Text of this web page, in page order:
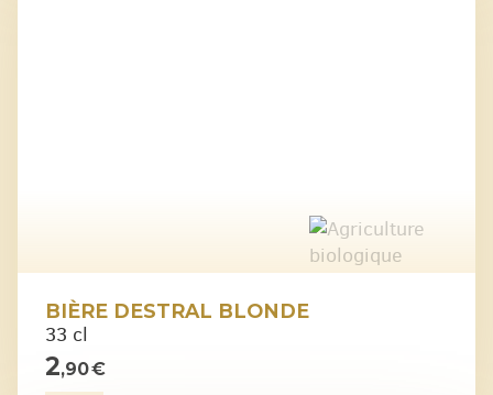
BIÈRE DESTRAL BLONDE
33 cl
2,90 €